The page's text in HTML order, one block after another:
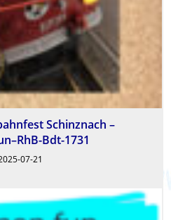
Schinznach –
Bdt-1731
07-21